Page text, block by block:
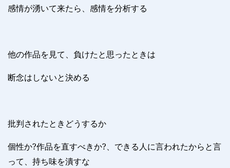
感情が湧いて来たら、感情を分析する
他の作品を見て、負けたと思ったときは
断念はしないと決める
批判されたときどうするか
個性か?作品を直すべきか?、できる人に言われたからと言
って、持ち味を潰すな